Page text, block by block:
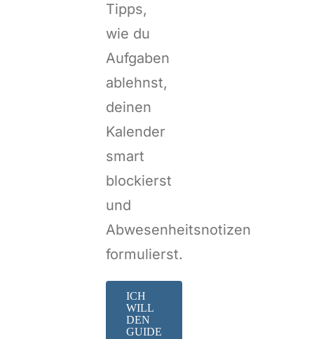
Tipps,
wie du
Aufgaben
ablehnst,
deinen
Kalender
smart
blockierst
und
Abwesenheitsnotizen
formulierst.
ICH
WILL
DEN
GUIDE